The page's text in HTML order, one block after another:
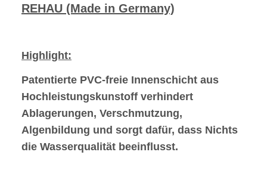
REHAU (Made in Germany)
Highlight:
Patentierte PVC-freie Innenschicht aus
Hochleistungskunstoff verhindert
Ablagerungen, Verschmutzung,
Algenbildung und sorgt dafür, dass Nichts
die Wasserqualität beeinflusst.